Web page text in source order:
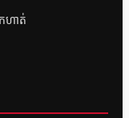
ហាត់